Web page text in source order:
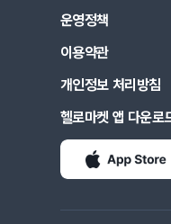
운영정책
이용약관
개인정보 처리방침
헬로마켓 앱 다운로